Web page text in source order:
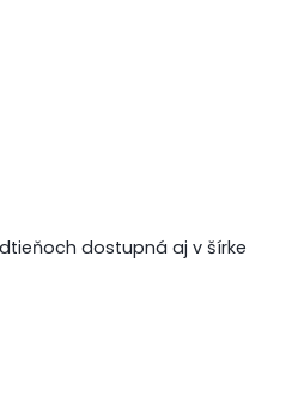
dostupná aj v šírke